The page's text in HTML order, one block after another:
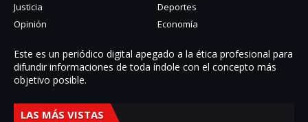
Justicia
Deportes
Opinión
Economía
Este es un periódico digital apegado a la ética profesional para
difundir informaciones de toda í­ndole con el concepto más
objetivo posible.
LAS MÁS VISTAS